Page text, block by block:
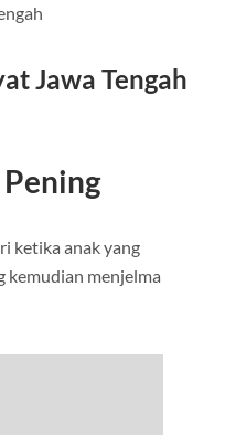
Jawa Tengah
ketika anak yang
kemudian menjelma